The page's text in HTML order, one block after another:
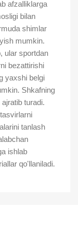
afzalliklarga
bilan
shimlar
mumkin.
ular sportdan
bezattirishi
yaxshi belgi
Shkafning
turadi.
tanlash
ishlab
qo'llaniladi.